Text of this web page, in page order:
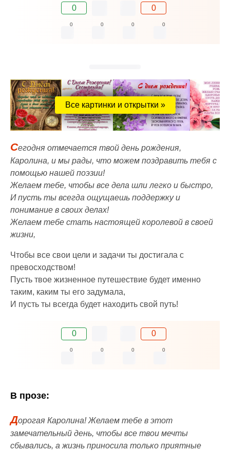
0 0
0 0 0 0
Все картинки и открытки »
Сегодня отмечается твой день рождения,
Каролина, и мы рады, что можем поздравить тебя с
помощью нашей поэзии!
Желаем тебе, чтобы все дела шли легко и быстро,
И пусть ты всегда ощущаешь поддержку и
понимание в своих делах!
Желаем тебе стать настоящей королевой в своей
жизни,
Чтобы все свои цели и задачи ты достигала с
превосходством!
Пусть твое жизненное путешествие будет именно
таким, каким ты его задумала,
И пусть ты всегда будет находить свой путь!
0 0
0 0 0 0
В прозе:
Дорогая Каролина! Желаем тебе в этот
замечательный день, чтобы все твои мечты
сбывались, а жизнь приносила только приятные